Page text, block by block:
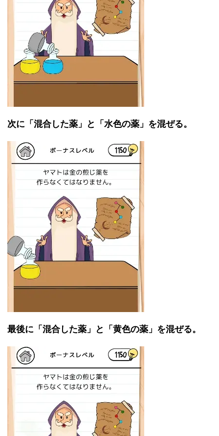
次に「混合した薬」と「水色の薬」を混ぜる。
最後に「混合した薬」と「黄色の薬」を混ぜる。